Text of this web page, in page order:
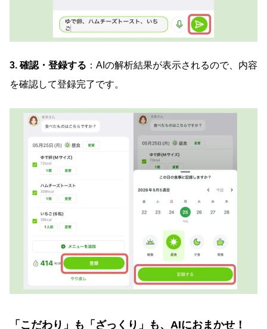
3. 確認・登録する ：AIの解析結果が表示されるので、内容
を確認して登録完了です。
「こだわり」も「ざっくり」も、AIにおまかせ！